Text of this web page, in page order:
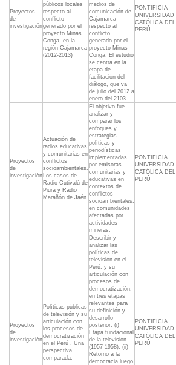
Proyectos
de
investigación
públicos locales
respecto al
conflicto
generado por el
proyecto Minas
Conga, en la
región Cajamarca
(2012-2013)
medios de
comunicación de
Cajamarca
respecto al
conflicto
generado por el
proyecto Minas
Conga. El estudio
se centra en la
etapa de
facilitación del
diálogo, que va
de julio del 2012 a
enero del 2103.
PONTIFICIA
UNIVERSIDAD
CATÓLICA DEL
PERÚ
Proyectos
de
investigación
Actuación de
radios educativas
y comunitarias en
conflictos
socioambientales.
Los casos de
Radio Cutivalú de
Piura y Radio
Marañón de Jaén
El objetivo fue
analizar y
comparar los
enfoques y
estrategias
políticas y
periodísticas
implementadas
por emisoras
comunitarias y
educativas en
contextos de
conflictos
socioambientales,
en comunidades
afectadas por
actividades
mineras.
PONTIFICIA
UNIVERSIDAD
CATÓLICA DEL
PERÚ
Proyectos
de
investigación
Políticas públicas
de televisión y su
articulación con
los procesos de
democratización
en el Perú . Una
perspectiva
comparada.
Describir y
analizar las
políticas de
televisión en el
Perú, y su
articulación con
procesos de
democratización,
en tres etapas
relevantes para
su definición y
desarrollo
posterior: (i)
Etapa fundacional
de la televisión
(1957-1958); (ii)
Retorno a la
democracia luego
PONTIFICIA
UNIVERSIDAD
CATÓLICA DEL
PERÚ